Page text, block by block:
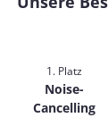
1. Platz
Noise-
Cancelling